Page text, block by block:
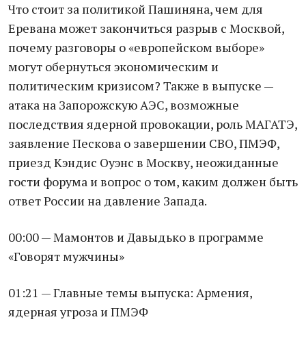
Что стоит за политикой Пашиняна, чем для
Еревана может закончиться разрыв с Москвой,
почему разговоры о «европейском выборе»
могут обернуться экономическим и
политическим кризисом? Также в выпуске —
атака на Запорожскую АЭС, возможные
последствия ядерной провокации, роль МАГАТЭ,
заявление Пескова о завершении СВО, ПМЭФ,
приезд Кэндис Оуэнс в Москву, неожиданные
гости форума и вопрос о том, каким должен быть
ответ России на давление Запада.
00:00 — Мамонтов и Давыдько в программе
«Говорят мужчины»
01:21 — Главные темы выпуска: Армения,
ядерная угроза и ПМЭФ